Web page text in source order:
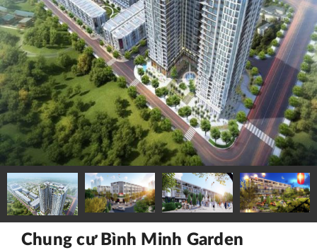
Chung cư Bình Minh Garden